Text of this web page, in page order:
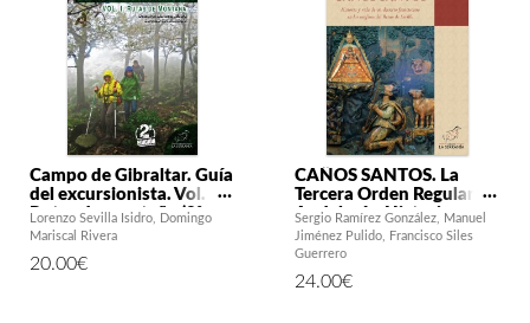
Campo de Gibraltar. Guía
del excursionista. Vol. I:
Rutas de montaña (2ª
ed.)
Lorenzo Sevilla Isidro
Domingo
Mariscal Rivera
20.00€
CAÑOS SANTOS. La
Tercera Orden Regular en
Andalucía. Historia y
vida de un desierto
franciscano en los
Sevilla
Sergio Ramírez González
Manuel
Jiménez Pulido
Francisco Siles
Guerrero
24.00€